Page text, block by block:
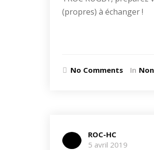
(propres) à échanger !
No Comments In
ROC-HC
5 avril 2019